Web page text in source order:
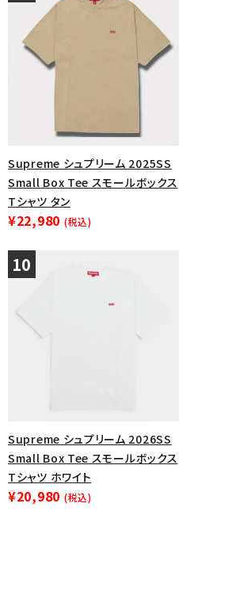
Supreme シュプリーム 2025SS
Small Box Tee スモールボックス
Tシャツ タン
¥22,980 (税込)
Supreme シュプリーム 2026SS
Small Box Tee スモールボックス
Tシャツ ホワイト
¥20,980 (税込)